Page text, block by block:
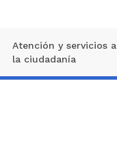
Atención y servicios a
la ciudadanía